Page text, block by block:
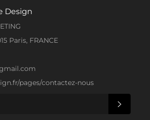
Design
Paris, FRANCE
pages/contactez-nous